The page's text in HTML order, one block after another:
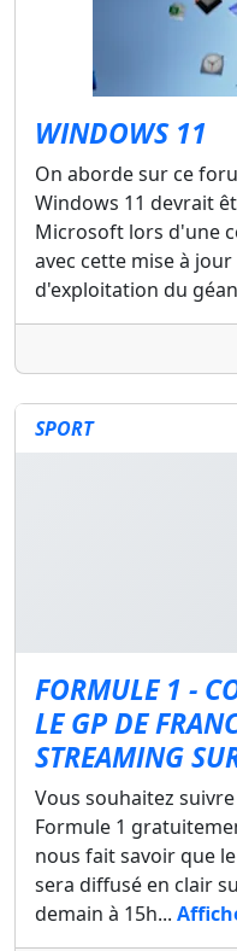
WINDOWS 11
On aborde sur ce
Windows 11 devrait
Microsoft lors d'une
avec cette mise à
d'exploitation du
SPORT
FORMULE 1 -
LE GP DE
STREAMING
Vous souhaitez
Formule 1
nous fait savoir que le
sera diffusé en clair
demain à 15h...